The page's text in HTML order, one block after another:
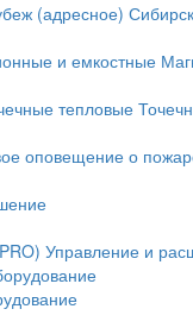
(адресное)
и емкостные
тепловые
оповещение о
Управление и